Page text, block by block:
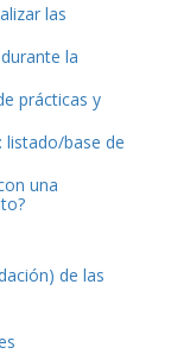
las
la
prácticas y
listado/base de
una
de las